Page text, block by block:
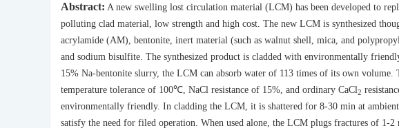
Abstract: A new swelling lost circulation material (LCM) has been developed to
polluting clad material, low strength and high cost. The new LCM is synthesized
acrylamide (AM), bentonite, inert material (such as walnut shell, mica, and
and sodium bisulfite. The synthesized product is cladded with environmentally
15% Na-bentonite slurry, the LCM can absorb water of 113 times of its own
temperature tolerance of 100℃, NaCl resistance of 15%, and ordinary CaCl2
environmentally friendly. In cladding the LCM, it is shattered for 8-30 min at
satisfy the need for filed operation. When used alone, the LCM plugs fractures of 1-